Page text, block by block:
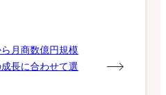
月商数億円規模
長に合わせて選